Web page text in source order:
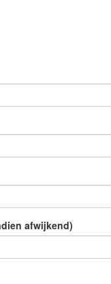
afwijkend)